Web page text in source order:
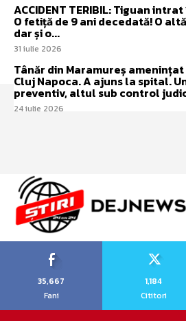
ACCIDENT TERIBIL: Tiguan
O fetiță de 9 ani decedată! O
dar și o...
31 iulie 2026
Tânăr din Maramureș
Cluj Napoca. A ajuns la spital.
preventiv, altul sub control
24 iulie 2026
35,667
Fani
1,184
Cititori